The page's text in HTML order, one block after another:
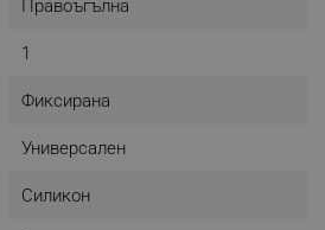
Правоъгълна
1
Фиксирана
Универсален
Силикон